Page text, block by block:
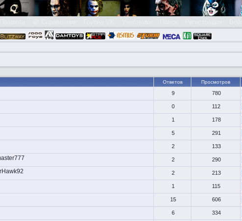
Ответов Просмотров
9 780
0 112
1 178
5 291
2 133
2 290
2 213
1 115
15 606
6 334